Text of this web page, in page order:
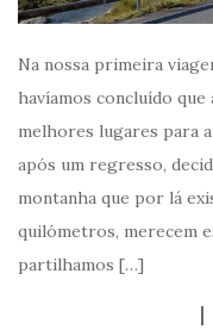
Na nossa primeira
havíamos concluído
melhores lugares para
após um regresso,
montanha que por lá
quilómetros, merecem
partilhamos […]